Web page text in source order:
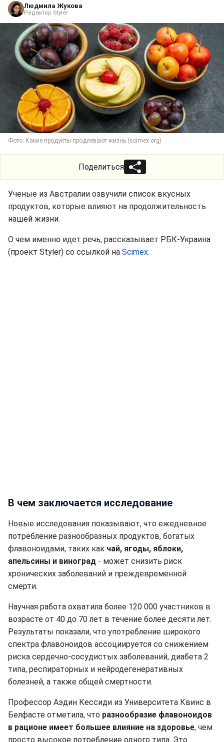
Людмила Жукова
Редактор Styler
Фото: Какие продукты продлевают жизнь (scimex.org)
Поделиться
Ученые из Австралии озвучили список вкусных
продуктов, которые влияют на продолжительность
нашей жизни.
О чем именно идет речь, рассказывает РБК-Украина
(проект Styler) со ссылкой на Scimex.
В чем заключается исследование
Новые исследования показывают, что ежедневное
потребление разнообразных продуктов, богатых
флавоноидами, таких как чай, ягоды, яблоки,
апельсины и виноград - может снизить риск
хронических заболеваний и преждевременной
смерти.
Научная работа охватила более 120 000 участников в
возрасте от 40 до 70 лет в течение более десяти лет.
Результаты показали, что употребление широкого
спектра флавоноидов ассоциируется со снижением
риска сердечно-сосудистых заболеваний, диабета 2
типа, респираторных и нейродегенеративных
болезней, а также общей смертности.
Профессор Аэдин Кессиди из Университета Квинс в
Белфасте отметила, что разнообразие флавоноидов
в рационе имеет большее влияние на здоровье, чем
просто высокое потребление одного типа. Это